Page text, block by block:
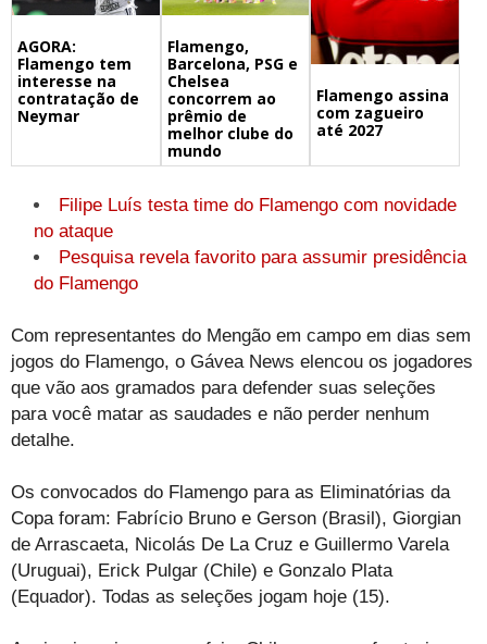
AGORA:
Flamengo tem
interesse na
contratação de
Neymar
Flamengo,
Barcelona, PSG e
Chelsea
concorrem ao
prêmio de
melhor clube do
mundo
Flamengo assina
com zagueiro
até 2027
Filipe Luís testa time do Flamengo com novidade
no ataque
Pesquisa revela favorito para assumir presidência
do Flamengo
Com representantes do Mengão em campo em dias sem
jogos do Flamengo, o Gávea News elencou os jogadores
que vão aos gramados para defender suas seleções
para você matar as saudades e não perder nenhum
detalhe.
Os convocados do Flamengo para as Eliminatórias da
Copa foram: Fabrício Bruno e Gerson (Brasil), Giorgian
de Arrascaeta, Nicolás De La Cruz e Guillermo Varela
(Uruguai), Erick Pulgar (Chile) e Gonzalo Plata
(Equador). Todas as seleções jogam hoje (15).